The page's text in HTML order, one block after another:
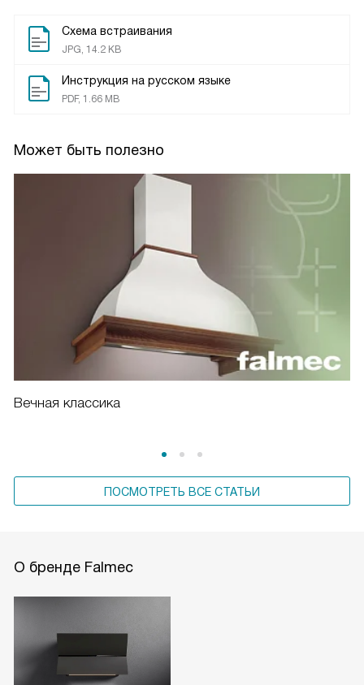
Схема встраивания
JPG, 14.2 KB
Инструкция на русском языке
PDF, 1.66 MB
Может быть полезно
Вечная классика
ПОСМОТРЕТЬ ВСЕ СТАТЬИ
О бренде Falmec